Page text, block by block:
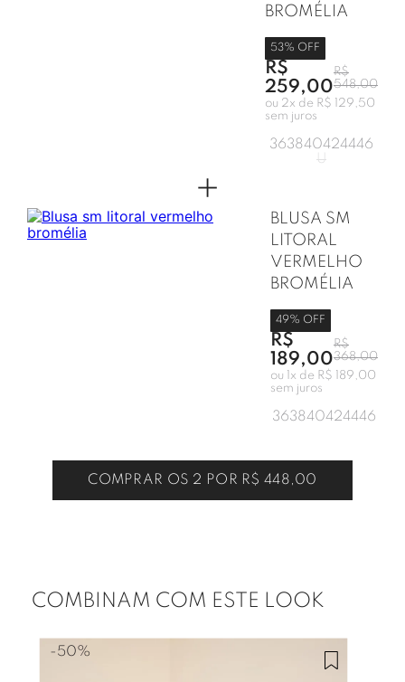
BROMÉLIA
53% OFF
R$
259,00
R$
548,00
ou 2x de R$ 129,50
sem juros
363840424446
U
+
BLUSA SM
LITORAL
VERMELHO
BROMÉLIA
49% OFF
R$
189,00
R$
368,00
ou
x de R$ 189,00
sem juros
363840424446
COMPRAR OS 2 POR R$ 448,00
COMBINAM COM ESTE LOOK
-50%